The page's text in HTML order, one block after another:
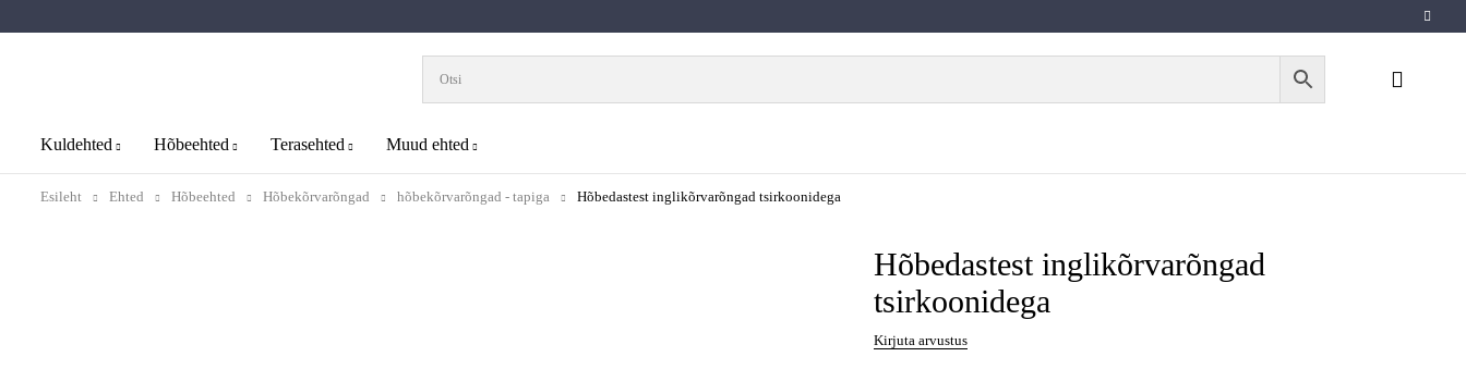
Kuldehted Hõbeehted Terasehted Muud ehted
Esileht Ehted Hõbeehted Hõbekõrvarõngad hõbekõrvarõngad - tapiga Hõbedastest inglikõrvarõngad tsirkoonidega
Hõbedastest inglikõrvarõngad
tsirkoonidega
Kirjuta arvustus